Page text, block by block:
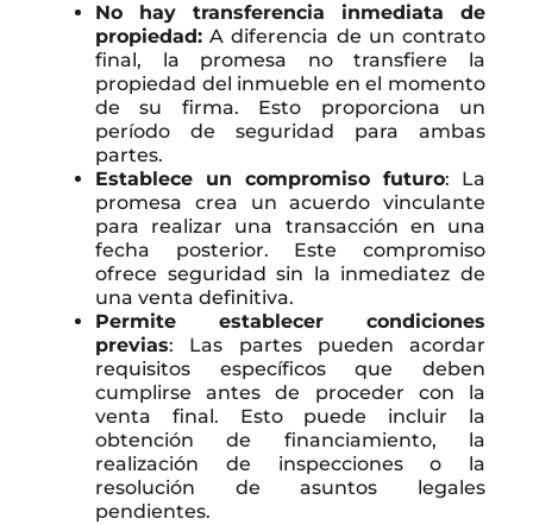
No hay transferencia inmediata de
propiedad: A diferencia de un contrato
final, la promesa no transfiere la
propiedad del inmueble en el momento
de su firma. Esto proporciona un
período de seguridad para ambas
partes.
Establece un compromiso futuro: La
promesa crea un acuerdo vinculante
para realizar una transacción en una
fecha posterior. Este compromiso
ofrece seguridad sin la inmediatez de
una venta definitiva.
Permite establecer condiciones
previas: Las partes pueden acordar
requisitos específicos que deben
cumplirse antes de proceder con la
venta final. Esto puede incluir la
obtención de financiamiento, la
realización de inspecciones o la
resolución de asuntos legales
pendientes.